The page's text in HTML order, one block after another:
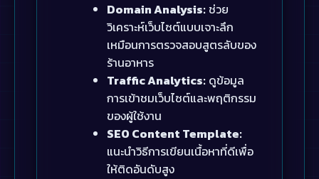
Domain Analysis: ช่วย
วิเคราะห์เว็บไซต์แบบเจาะลึก
เหมือนการตรวจสอบสูตรลับของ
ร้านอาหาร
Traffic Analytics: ดูข้อมูล
การเข้าชมเว็บไซต์และพฤติกรรม
ของผู้ใช้งาน
SEO Content Template:
แนะนำวิธีการเขียนเนื้อหาที่ดีเพื่อ
ให้ติดอันดับสูง